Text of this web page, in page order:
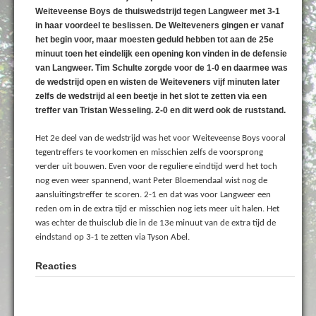
Weiteveense Boys de thuiswedstrijd tegen Langweer met 3-1
in haar voordeel te beslissen. De Weiteveners gingen er vanaf
het begin voor, maar moesten geduld hebben tot aan de 25e
minuut toen het eindelijk een opening kon vinden in de defensie
van Langweer. Tim Schulte zorgde voor de 1-0 en daarmee was
de wedstrijd open en wisten de Weiteveners vijf minuten later
zelfs de wedstrijd al een beetje in het slot te zetten via een
treffer van Tristan Wesseling. 2-0 en dit werd ook de ruststand.
Het 2e deel van de wedstrijd was het voor Weiteveense Boys vooral
tegentreffers te voorkomen en misschien zelfs de voorsprong
verder uit bouwen. Even voor de reguliere eindtijd werd het toch
nog even weer spannend, want Peter Bloemendaal wist nog de
aansluitingstreffer te scoren. 2-1 en dat was voor Langweer een
reden om in de extra tijd er misschien nog iets meer uit halen. Het
was echter de thuisclub die in de 13e minuut van de extra tijd de
eindstand op 3-1 te zetten via Tyson Abel.
Reacties